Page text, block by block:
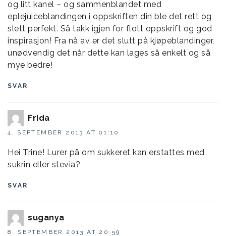
og litt kanel – og sammenblandet med
eplejuiceblandingen i oppskriften din ble det rett og
slett perfekt. Så takk igjen for flott oppskrift og god
inspirasjon! Fra nå av er det slutt på kjøpeblandinger,
unødvendig det når dette kan lages så enkelt og så
mye bedre!
SVAR
Frida
4. SEPTEMBER 2013 AT 01:10
Hei Trine! Lurer på om sukkeret kan erstattes med
sukrin eller stevia?
SVAR
suganya
8. SEPTEMBER 2013 AT 20:59